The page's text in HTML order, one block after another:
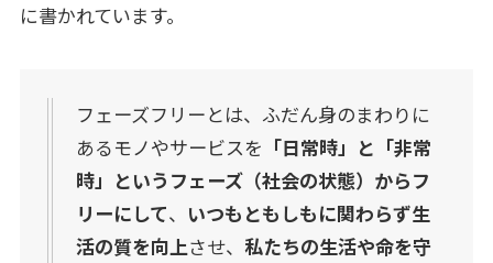
に書かれています。
フェーズフリーとは、ふだん身のまわりに
あるモノやサービスを 「日常時」と「非常
時」というフェーズ（社会の状態）からフ
リーにして、 いつもともしもに関わらず生
活の質を向上させ、 私たちの生活や命を守